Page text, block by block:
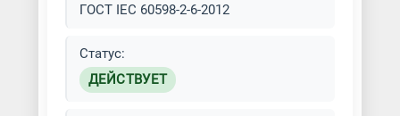
ГОСТ IEC 60598-2-6-2012
Статус:
ДЕЙСТВУЕТ